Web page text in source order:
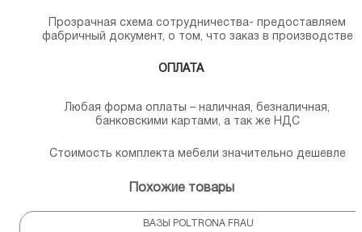
Прозрачная схема сотрудничества- предоставляем
фабричный документ, о том, что заказ в производстве
ОПЛАТА
Любая форма оплаты – наличная, безналичная,
банковскими картами, а так же НДС
Стоимость комплекта мебели значительно дешевле
Похожие товары
ВАЗЫ POLTRONA FRAU